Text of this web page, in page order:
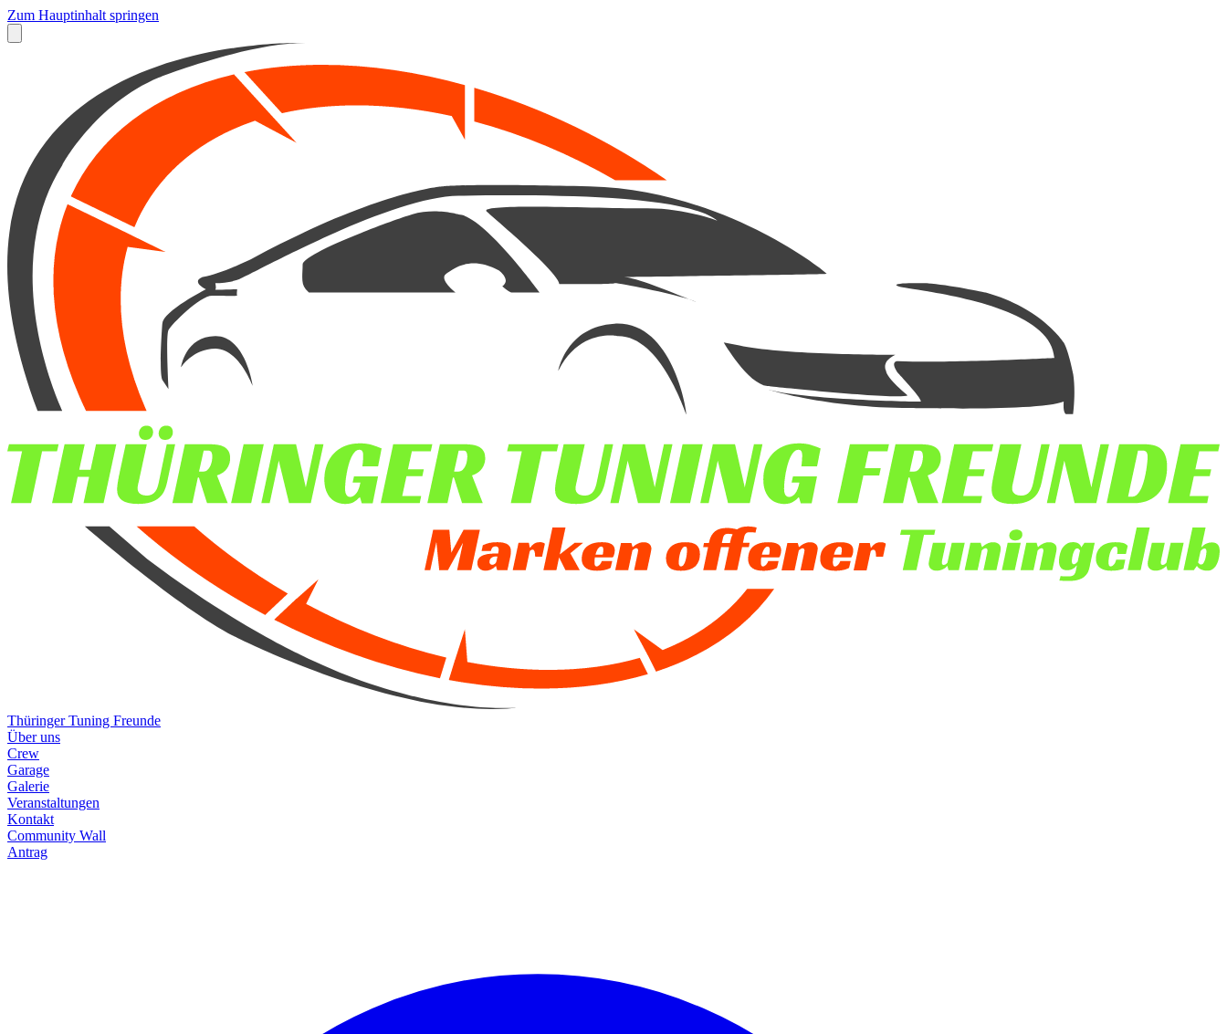
Zum Hauptinhalt springen
Thüringer Tuning Freunde
Über uns
Crew
Garage
Galerie
Veranstaltungen
Kontakt
Community Wall
Antrag